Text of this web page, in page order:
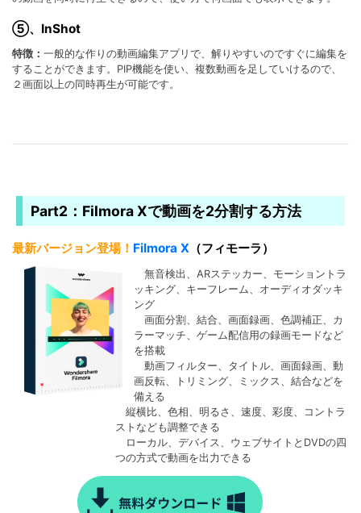
⑤、InShot
特徴： 一般的な作りの動画編集アプリで、解りやすいのですぐに編集を
することができます。PIP機能を使い、複数動画を足していけるので、
２画面以上の同時再生が可能です。
Part2：Filmora Xで動画を2分割する方法
最新バージョン登場！ Filmora X （フィモーラ）
無音検出、ARステッカー、モーショントラ
ッキング、キーフレーム、オーディオダッキ
ング
画面分割、結合、画面録画、色調補正、カ
ラーマッチ、ゲーム配信用の録画モードなど
を搭載
動画フィルター、タイトル、画面録画、動
画反転、トリミング、ミックス、結合などを
備える
縦横比、色相、明るさ、速度、彩度、コントラ
ストなども調整できる
ローカル、デバイス、ウェブサイトとDVDの四
つの方式で動画を出力できる